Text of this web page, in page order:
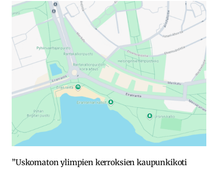
”Uskomaton ylimpien kerroksien kaupunkikoti